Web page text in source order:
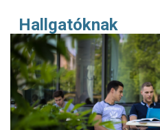
Hallgatóknak